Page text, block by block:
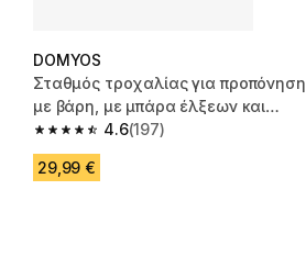
DOMYOS
Σταθμός τροχαλίας για προπόνηση
με βάρη, με μπάρα έλξεων και
δίσκο
4.6
4.6 out of 5 stars from 197 reviews
(197)
29,99 €